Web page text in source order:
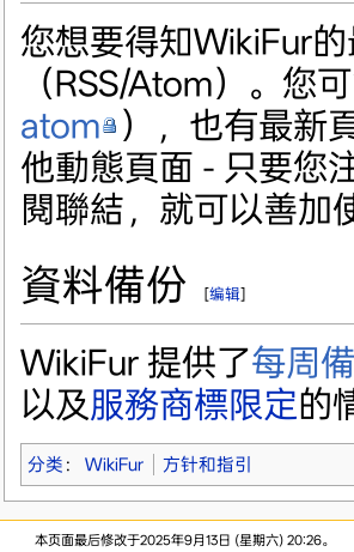
您想要得知WikiFur
（RSS/Atom）。您
atom ），也有最新
他動態頁面 - 只要您
閱聯結，就可以善加
資料備份 [编辑]
WikiFur 提供了每周
以及服務商標限定的
分类 ： WikiFur 方针和指引
本页面最后修改于2025年9月13日 (星期六) 20:26。